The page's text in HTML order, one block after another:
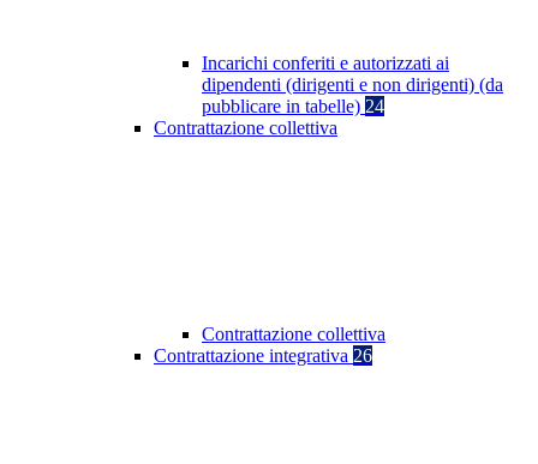
Incarichi conferiti e autorizzati ai
dipendenti (dirigenti e non dirigenti) (da
pubblicare in tabelle) 24
Contrattazione collettiva
Contrattazione collettiva
Contrattazione integrativa 26